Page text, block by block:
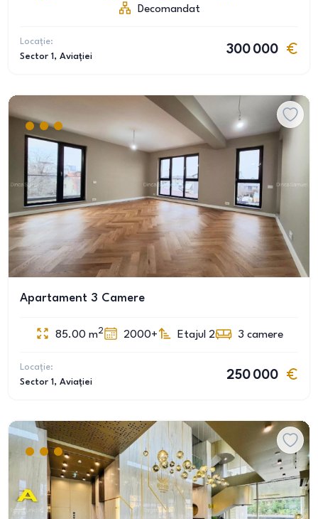
Decomandat
Locație:
Sector 1 , Aviației
300 000
Apartament 3 Camere
85.00 m2 2000+ Etajul 2 3 camere
Locație:
Sector 1 , Aviației
250 000